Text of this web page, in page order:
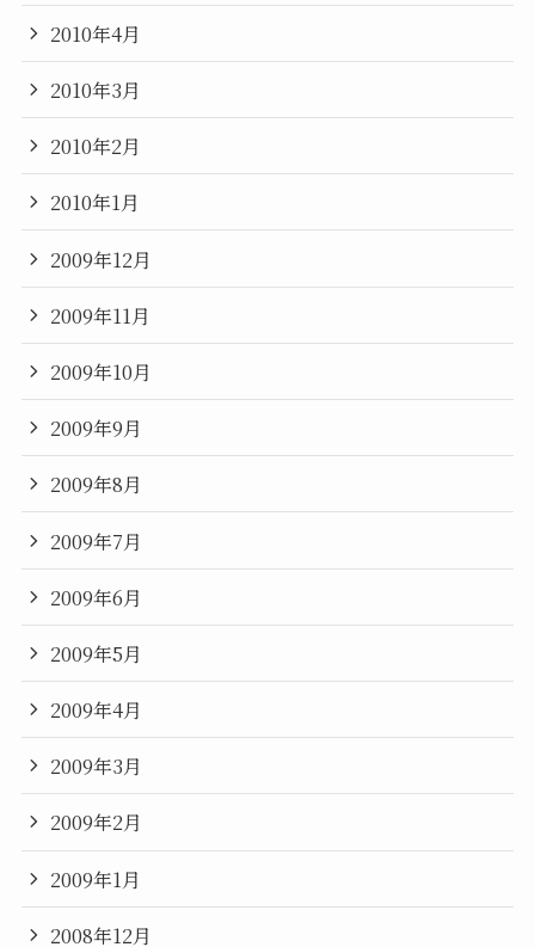
2010年4月
2010年3月
2010年2月
2010年1月
2009年12月
2009年11月
2009年10月
2009年9月
2009年8月
2009年7月
2009年6月
2009年5月
2009年4月
2009年3月
2009年2月
2009年1月
2008年12月